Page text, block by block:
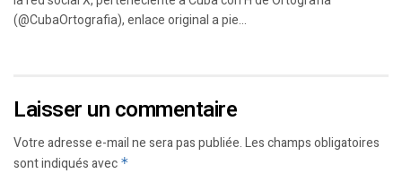
(@CubaOrtografia), enlace original a pie...
Laisser un commentaire
Votre adresse e-mail ne sera pas publiée.Les champs obligatoires
sont indiqués avec *